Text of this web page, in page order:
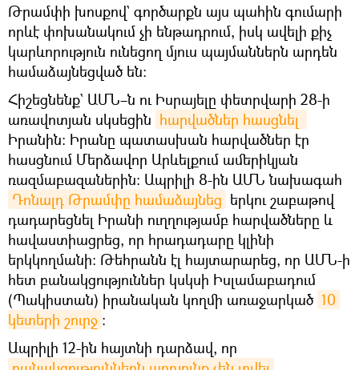
Թրամփի խոսքով` գործարքն այս պահին գումարի
որևէ փոխանակում չի ենթադրում, իսկ ավելի քիչ
կարևորություն ունեցող մյուս պայմաններն արդեն
համաձայնեցված են։
Հիշեցնենք` ԱՄՆ–ն ու Իսրայելը փետրվարի 28-ի
առավոտյան սկսեցին
Իրանին։ Իրանը պատասխան հարվածներ էր
հասցնում Մերձավոր Արևելքում ամերիկյան
ռազմաբազաներին։ Ապրիլի 8-ին ԱՄՆ նախագահ
Դոնալդ Թրամփը համաձայնեց երկու շաբաթով
դադարեցնել Իրանի ուղղությամբ հարվածները և
հավաստիացրեց, որ հրադադարը կլինի
երկկողմանի։ Թեհրանն էլ հայտարարեց, որ ԱՄՆ-ի
հետ բանակցություններ կսկսի Իսլամաբադում
(Պակիստան) իրանական կողմի առաջարկած 10
կետերի շուրջ ։
Ապրիլի 12-ին հայտնի դարձավ, որ